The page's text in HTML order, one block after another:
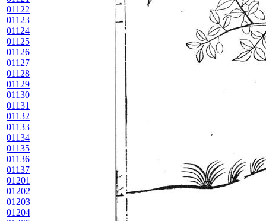
01122
01123
01124
01125
01126
01127
01128
01129
01130
01131
01132
01133
01134
01135
01136
01137
01201
01202
01203
01204